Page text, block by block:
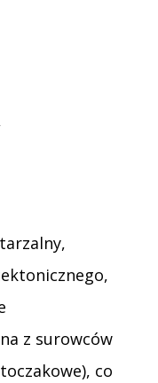
z surowców
co